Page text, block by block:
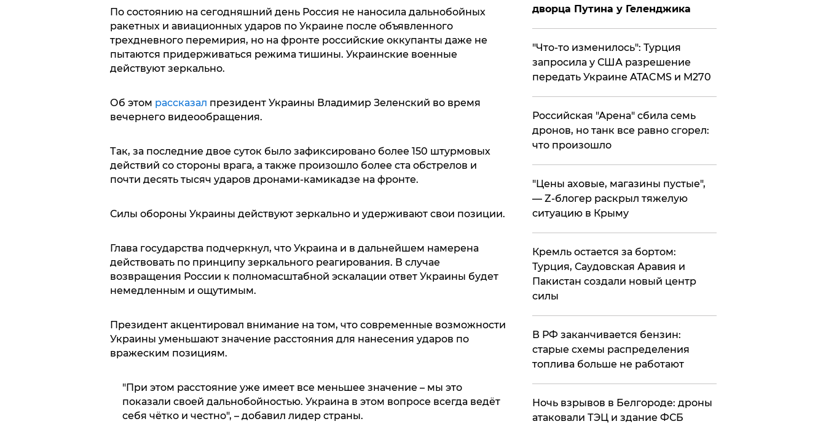
По состоянию на сегодняшний день Россия не наносила дальнобойных
ракетных и авиационных ударов по Украине после объявленного
трехдневного перемирия, но на фронте российские оккупанты даже не
пытаются придерживаться режима тишины. Украинские военные
действуют зеркально.
Об этом рассказал президент Украины Владимир Зеленский во время
вечернего видеообращения.
Так, за последние двое суток было зафиксировано более 150 штурмовых
действий со стороны врага, а также произошло более ста обстрелов и
почти десять тысяч ударов дронами-камикадзе на фронте.
Силы обороны Украины действуют зеркально и удерживают свои позиции.
Глава государства подчеркнул, что Украина и в дальнейшем намерена
действовать по принципу зеркального реагирования. В случае
возвращения России к полномасштабной эскалации ответ Украины будет
немедленным и ощутимым.
Президент акцентировал внимание на том, что современные возможности
Украины уменьшают значение расстояния для нанесения ударов по
вражеским позициям.
"При этом расстояние уже имеет все меньшее значение – мы это
показали своей дальнобойностью. Украина в этом вопросе всегда ведёт
себя чётко и честно", – добавил лидер страны.
дворца Путина у Геленджика
​"Что-то изменилось": Турция
запросила у США разрешение
передать Украине ATACMS и M270
​Российская "Арена" сбила семь
дронов, но танк все равно сгорел:
что произошло
​"Цены аховые, магазины пустые",
— Z-блогер раскрыл тяжелую
ситуацию в Крыму
​Кремль остается за бортом:
Турция, Саудовская Аравия и
Пакистан создали новый центр
силы
​В РФ заканчивается бензин:
старые схемы распределения
топлива больше не работают
​Ночь взрывов в Белгороде: дроны
атаковали ТЭЦ и здание ФСБ